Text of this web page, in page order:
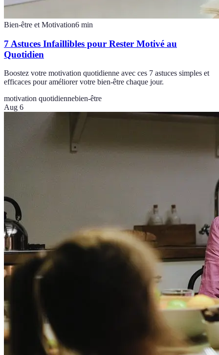
Bien-être et Motivation6 min
7 Astuces Infaillibles pour Rester Motivé au
Quotidien
Boostez votre motivation quotidienne avec ces 7 astuces simples et
efficaces pour améliorer votre bien-être chaque jour.
motivation quotidiennebien-être
Aug 6